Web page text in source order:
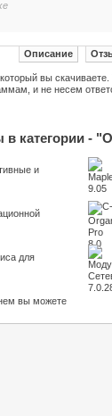
Описание
вы
и не несем
категории -
и
для
вы можете